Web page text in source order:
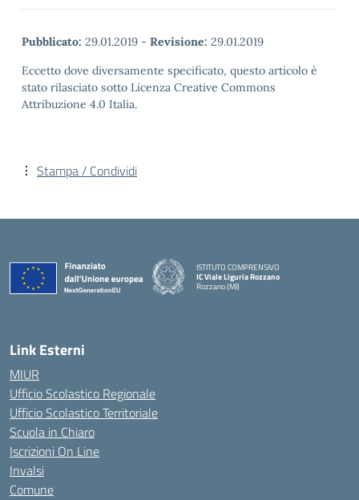
Pubblicato: 29.01.2019 - Revisione: 29.01.2019
Eccetto dove diversamente specificato, questo articolo è
stato rilasciato sotto Licenza Creative Commons
Attribuzione 4.0 Italia.
Stampa / Condividi
ISTITUTO COMPRENSIVO
IC Viale Liguria Rozzano
Rozzano (MI)
Link Esterni
MIUR
Ufficio Scolastico Regionale
Ufficio Scolastico Territoriale
Scuola in Chiaro
Iscrizioni On Line
Invalsi
Comune